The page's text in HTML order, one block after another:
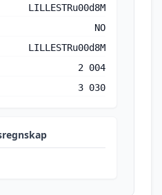
LILLESTRu00d8M
NO
LILLESTRu00d8M
2 004
3 030